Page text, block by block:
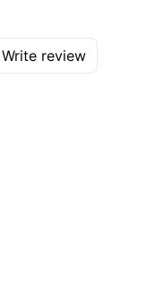
Write review